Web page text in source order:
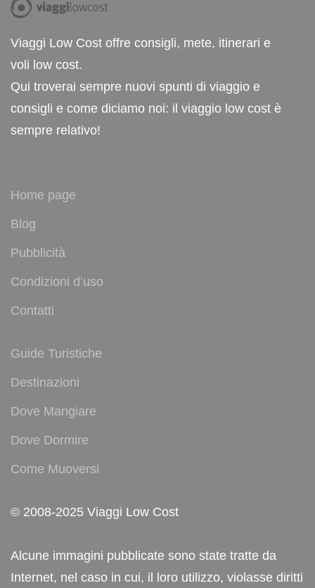
Viaggi Low Cost offre consigli, mete, itinerari e
voli low cost.
Qui troverai sempre nuovi spunti di viaggio e
consigli e come diciamo noi: il viaggio low cost è
sempre relativo!
Home page
Blog
Pubblicità
Condizioni d’uso
Contatti
Guide Turistiche
Destinazioni
Dove Mangiare
Dove Dormire
Come Muoversi
© 2008-2025 Viaggi Low Cost
Alcune immagini pubblicate sono state tratte da
Internet, nel caso in cui, il loro utilizzo, violasse diritti